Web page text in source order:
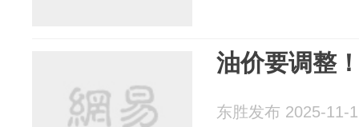
油价要调整
东胜发布 2025-11-